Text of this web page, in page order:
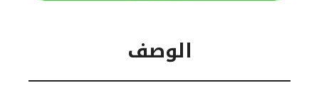
الوصف